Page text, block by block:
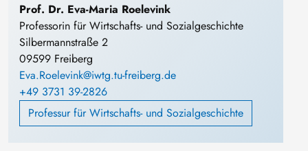
Prof. Dr. Eva-Maria Roelevink
Professorin für Wirtschafts- und Sozialgeschichte
Silbermannstraße 2
09599 Freiberg
Eva.Roelevink@iwtg.tu-freiberg.de
+49 3731 39-2826
Professur für Wirtschafts- und Sozialgeschichte